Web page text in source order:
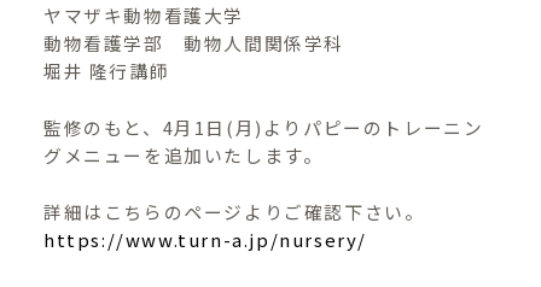
ヤマザキ動物看護大学
動物看護学部 動物人間関係学科
堀井 隆行講師
監修のもと、4月1日(月)よりパピーのトレーニン
グメニューを追加いたします。
詳細はこちらのページよりご確認下さい。
https://www.turn-a.jp/nursery/